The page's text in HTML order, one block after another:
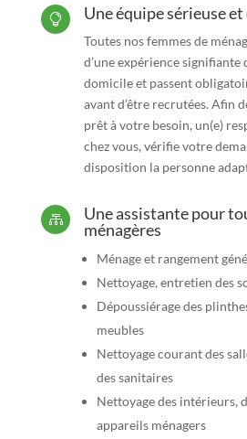
 Une équipe sérieuse
Toutes nos femmes de
d’une expérience signifiante
domicile et passent
avant d’être recrutées. Afin
prêt à votre besoin, un(e)
chez vous, vérifie votre
disposition la personne

Une assistante pour
ménagères
Ménage et rangement
Nettoyage, entretien des
Dépoussiérage des
meubles
Nettoyage courant des
des sanitaires
Nettoyage des intérieurs,
appareils ménagers